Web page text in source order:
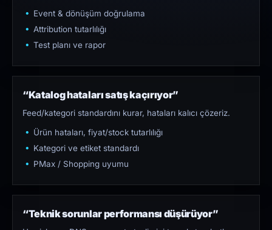
Event & dönüşüm doğrulama
Attribution tutarlılığı
Test planı ve rapor
“Katalog hataları satış kaçırıyor”
Feed/kategori standardını kurar, hataları kalıcı çözeriz.
Ürün hataları, fiyat/stock tutarlılığı
Kategori ve etiket standardı
PMax / Shopping uyumu
“Teknik sorunlar performansı düşürüyor”